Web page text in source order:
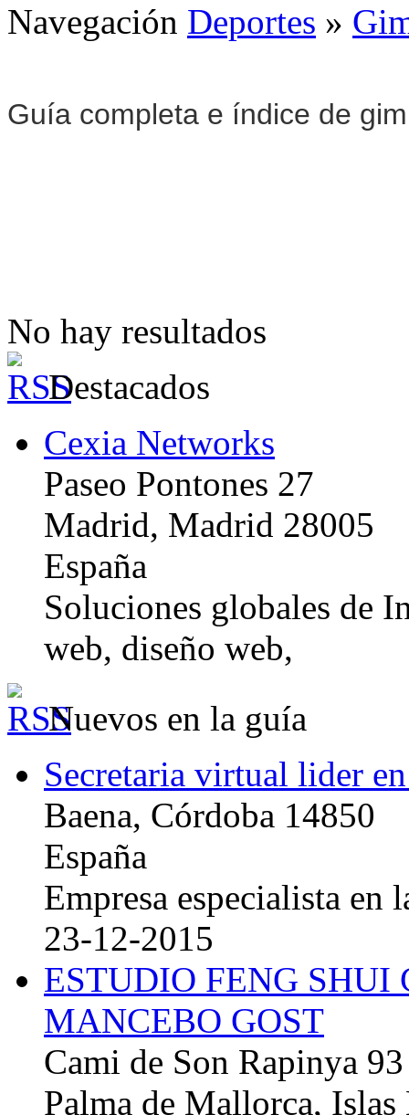
Navegación Deportes »
Guía completa e índice de
No hay resultados
Destacados
Cexia Networks
Paseo Pontones 27
Madrid, Madrid 28005
España
Soluciones globales de
web, diseño web,
Nuevos en la guía
Secretaria virtual lider
Baena, Córdoba 14850
España
Empresa especialista en
23-12-2015
ESTUDIO FENG
MANCEBO GOST
Cami de Son Rapinya 93
Palma de Mallorca, Islas